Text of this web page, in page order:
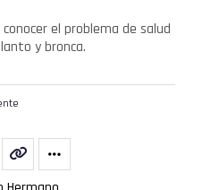
el problema de salud
y bronca.